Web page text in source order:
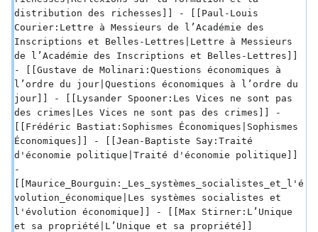
distribution des richesses]] - [[Paul-Louis
Courier:Lettre à Messieurs de l’Académie des
Inscriptions et Belles-Lettres|Lettre à Messieurs
de l’Académie des Inscriptions et Belles-Lettres]]
- [[Gustave de Molinari:Questions économiques à
l’ordre du jour|Questions économiques à l’ordre du
jour]] - [[Lysander Spooner:Les Vices ne sont pas
des crimes|Les Vices ne sont pas des crimes]] -
[[Frédéric Bastiat:Sophismes Économiques|Sophismes
Économiques]] - [[Jean-Baptiste Say:Traité
d'économie politique|Traité d'économie politique]]
-
[[Maurice_Bourguin:_Les_systèmes_socialistes_et_l'é
volution_économique|Les systèmes socialistes et
l'évolution économique]] - [[Max Stirner:L’Unique
et sa propriété|L’Unique et sa propriété]]